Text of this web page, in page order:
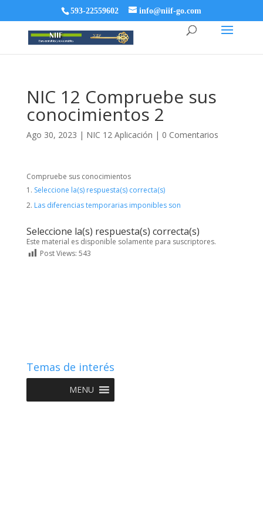
593-22559602 info@niif-go.com
NIC 12 Compruebe sus
conocimientos 2
Ago 30, 2023 | NIC 12 Aplicación | 0 Comentarios
Compruebe sus conocimientos
Seleccione la(s) respuesta(s) correcta(s)
Las diferencias temporarias imponibles son
Seleccione la(s) respuesta(s) correcta(s)
Este material es disponible solamente para suscriptores.
Post Views: 543
Temas de interés
MENU